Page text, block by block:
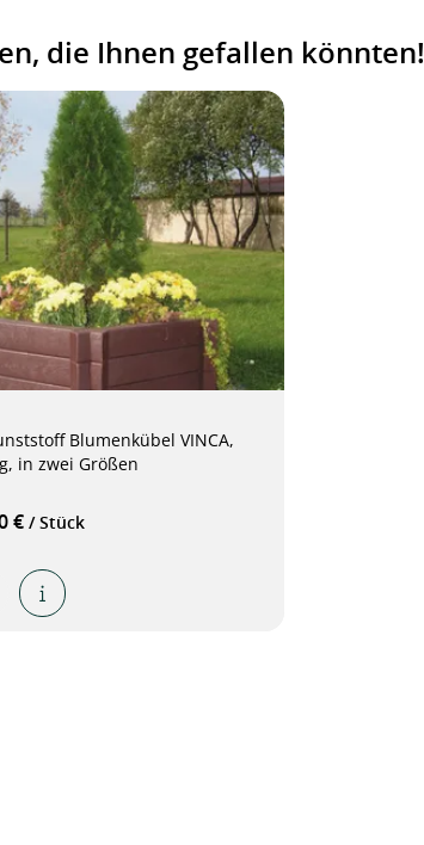
die Ihnen gefallen könnten!
Blumenkübel VINCA,
in zwei Größen
€ / Stück